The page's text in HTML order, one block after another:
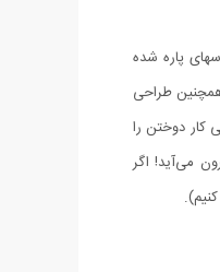
پاره شده
طراحی
کار دوختن را
می‌آید! اگر